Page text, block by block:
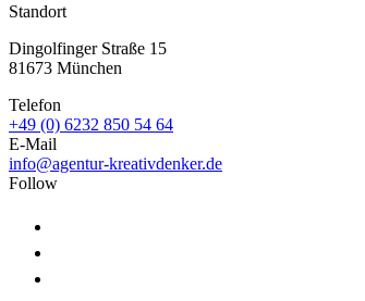
Standort
Dingolfinger Straße 15
81673 München
Telefon
+49 (0) 6232 850 54 64
E-Mail
info@agentur-kreativdenker.de
Follow